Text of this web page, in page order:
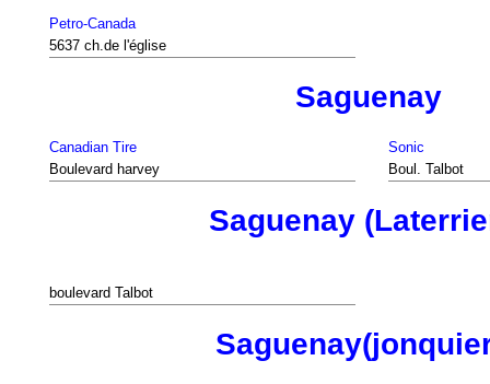
Petro-Canada
5637 ch.de l'église
Saguenay
Canadian Tire
Boulevard harvey
Sonic
Boul. Talbot
Saguenay
boulevard Talbot